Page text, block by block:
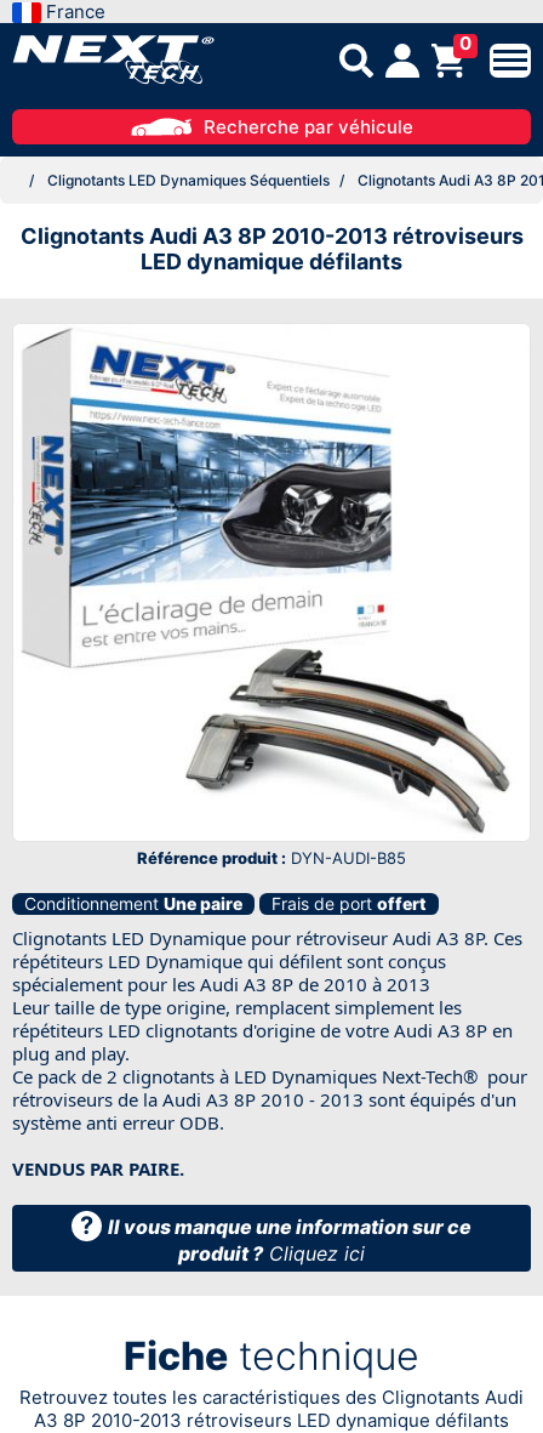
France
0
Recherche par véhicule
Clignotants LED Dynamiques Séquentiels Clignotants Audi A3 8P
Clignotants Audi A3 8P 2010-2013 rétroviseurs
LED dynamique défilants
Référence produit : DYN-AUDI-B85
Conditionnement Une paire Frais de port offert
Clignotants LED Dynamique pour rétroviseur Audi A3 8P. Ces
répétiteurs LED Dynamique qui défilent sont conçus
spécialement pour les Audi A3 8P de 2010 à 2013
Leur taille de type origine, remplacent simplement les
répétiteurs LED clignotants d'origine de votre Audi A3 8P en
plug and play.
Ce pack de 2 clignotants à LED Dynamiques Next-Tech® pour
rétroviseurs de la Audi A3 8P 2010 - 2013 sont équipés d'un
système anti erreur ODB.
VENDUS PAR PAIRE.
? Il vous manque une information sur ce
produit ? Cliquez ici
Fiche technique
Retrouvez toutes les caractéristiques des Clignotants Audi
A3 8P 2010-2013 rétroviseurs LED dynamique défilants